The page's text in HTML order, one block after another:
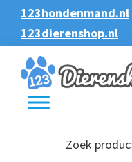
Spring
naar
de
hoofdnavigatie
Door
naar
de
hoofd
inhoud
Spring
naar
de
voettekst
123hondenmand.nl
123dierenshop.nl
Zoeken
Zoeken
naar: